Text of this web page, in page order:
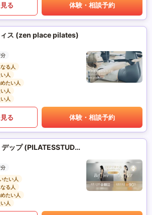
る 体験・相談予約
ス (zen place pilates)
る人
人
たい人
人
人
る 体験・相談予約
ピラティススタジオ デップ (PILATESSTUDIO DEP)
たい人
る人
たい人
人